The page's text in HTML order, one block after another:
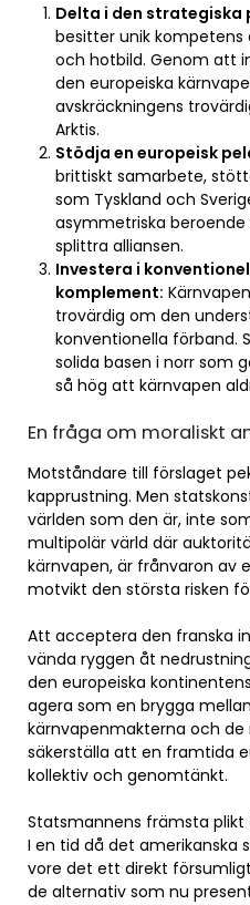
Delta i den strategiska
besitter unik kompetens
och hotbild. Genom att
den europeiska
avskräckningens
Arktis.
Stödja en europeisk
brittiskt samarbete,
som Tyskland och
asymmetriska beroende
splittra alliansen.
Investera i
komplement:
trovärdig om den
konventionella förband.
solida basen i norr som
så hög att kärnvapen
En fråga om moraliskt
Motståndare till förslaget
kapprustning. Men
världen som den är, inte
multipolär värld där
kärnvapen, är frånvaron av
motvikt den största risken
Att acceptera den franska
vända ryggen åt
den europeiska
agera som en brygga
kärnvapenmakterna och
säkerställa att en framtida
kollektiv och genomtänkt.
Statsmannens främsta
I en tid då det amerikanska
vore det ett direkt
de alternativ som nu